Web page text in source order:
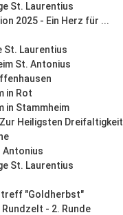
St. Laurentius
2025 - Ein Herz für ...
St. Laurentius
St. Antonius
in Rot
in Stammheim
Heiligsten Dreifaltigkeit
Antonius
St. Laurentius
"Goldherbst"
Rundzelt - 2. Runde